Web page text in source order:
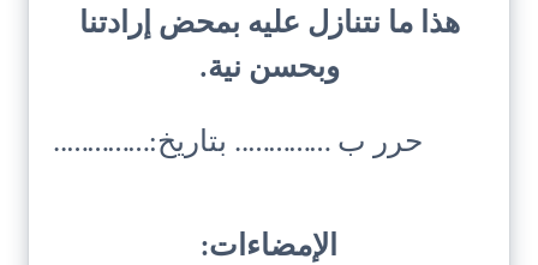
هذا ما نتنازل عليه بمحض إرادتنا
وبحسن نية.
حرر ب ………….. بتاريخ:…………..
الإمضاءات: